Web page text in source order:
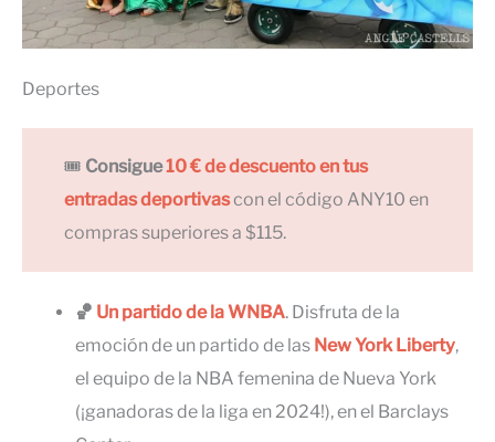
Deportes
🎟 Consigue10 € de descuento en tus
entradas deportivascon el código ANY10 en
compras superiores a $115.
🏀 Un partido de la WNBA. Disfruta de la
emoción de un partido de las New York Liberty,
el equipo de la NBA femenina de Nueva York
(¡ganadoras de la liga en 2024!), en el Barclays